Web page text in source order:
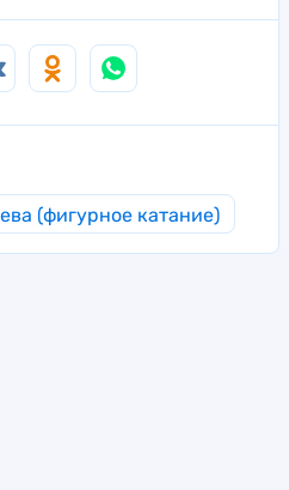
(фигурное катание)